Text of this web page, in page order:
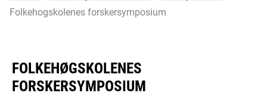
Folkehogskolenes forskersymposium
FOLKEHØGSKOLENES
FORSKERSYMPOSIUM